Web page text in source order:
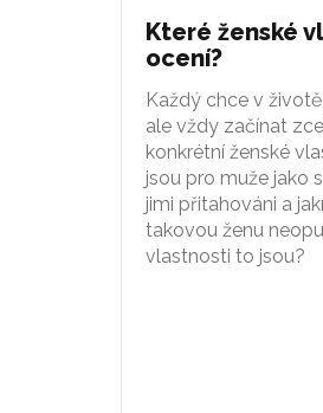
Které ženské
ocení?
Každý chce v
ale vždy začínat
konkrétní ženské
jsou pro muže jako
jimi přitahováni a
takovou ženu
vlastnosti to jsou?